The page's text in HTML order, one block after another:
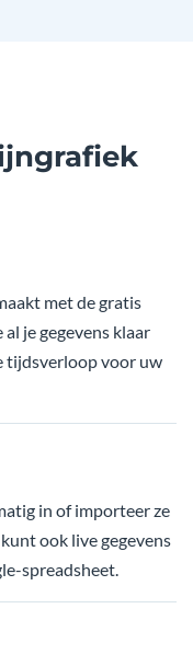
met de gratis
je gegevens klaar
tijdsverloop voor uw
in of importeer ze
ook live gegevens
spreadsheet.